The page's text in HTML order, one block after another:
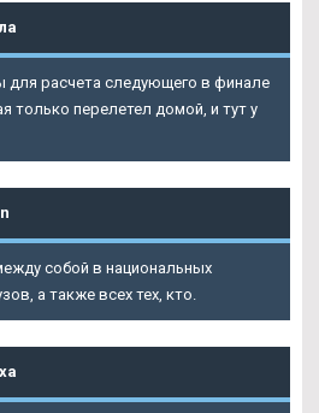
для расчета следующего в финале
только перелетел домой, и тут у
собой в национальных
а также всех тех, кто.